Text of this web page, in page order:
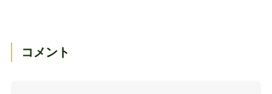
コメント